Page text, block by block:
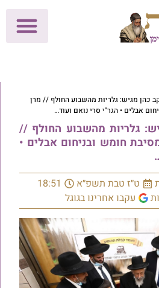
כהן מגיש: גלריות מהשבוע החולף // מרן
אבלים • הגר"י סרי נואם ועוד…
גלריות מהשבוע החולף //
חומש ובניחום אבלים •
ט״ז טבת תשפ״א
18:51
עקבו אחרינו בגוגל